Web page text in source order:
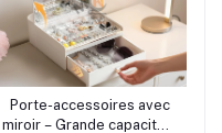
rrrrrr3
Ajouter au panier
Porte-accessoires avec
miroir – Grande capacité –